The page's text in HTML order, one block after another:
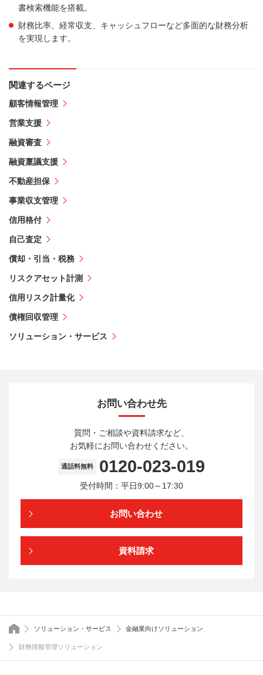
書検索機能を搭載。
財務比率、経常収支、キャッシュフローなど多面的な財務分析
を実現します。
関連するページ
顧客情報管理
営業支援
融資審査
融資稟議支援
不動産担保
事業収支管理
信用格付
自己査定
償却・引当・税務
リスクアセット計測
信用リスク計量化
債権回収管理
ソリューション・サービス
お問い合わせ先
質問・ご相談や資料請求など、
お気軽にお問い合わせください。
通話料無料 0120-023-019
受付時間：平日9:00～17:30
お問い合わせ
資料請求
トップページ
ソリューション・サービス 金融業向けソリューション
財務情報管理ソリューション